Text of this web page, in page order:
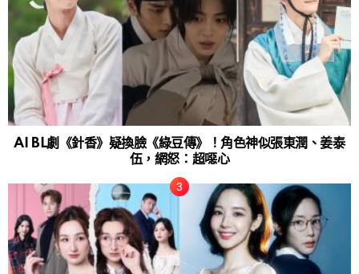
AI BL劇《針香》疑換臉《綠豆傳》！角色神似張東潤、姜泰
伍，網怒：超噁心